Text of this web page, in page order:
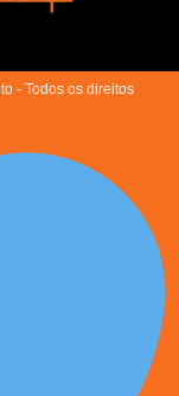
- Todos os direitos